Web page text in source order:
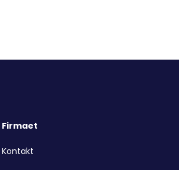
Firmaet
Kontakt